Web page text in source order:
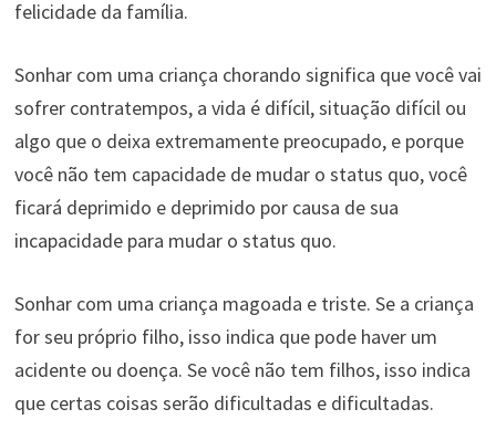
felicidade da família.
Sonhar com uma criança chorando significa que você vai
sofrer contratempos, a vida é difícil, situação difícil ou
algo que o deixa extremamente preocupado, e porque
você não tem capacidade de mudar o status quo, você
ficará deprimido e deprimido por causa de sua
incapacidade para mudar o status quo.
Sonhar com uma criança magoada e triste. Se a criança
for seu próprio filho, isso indica que pode haver um
acidente ou doença. Se você não tem filhos, isso indica
que certas coisas serão dificultadas e dificultadas.